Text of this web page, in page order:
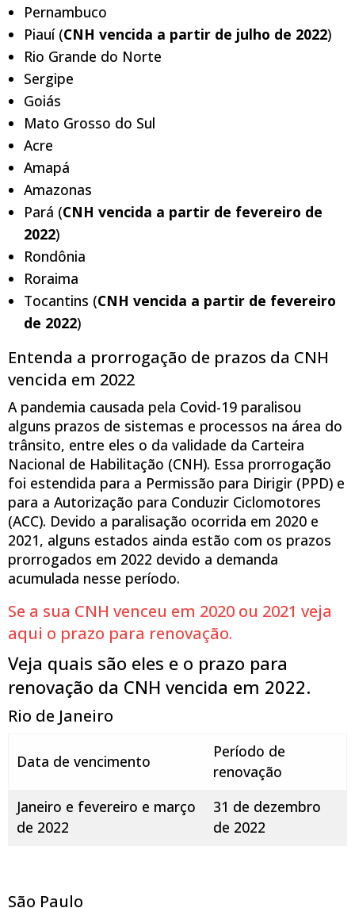
Pernambuco
Piauí (CNH vencida a partir de julho de 2022)
Rio Grande do Norte
Sergipe
Goiás
Mato Grosso do Sul
Acre
Amapá
Amazonas
Pará (CNH vencida a partir de fevereiro de
2022)
Rondônia
Roraima
Tocantins (CNH vencida a partir de fevereiro
de 2022)
Entenda a prorrogação de prazos da CNH
vencida em 2022
A pandemia causada pela Covid-19 paralisou
alguns prazos de sistemas e processos na área do
trânsito, entre eles o da validade da Carteira
Nacional de Habilitação (CNH). Essa prorrogação
foi estendida para a Permissão para Dirigir (PPD) e
para a Autorização para Conduzir Ciclomotores
(ACC). Devido a paralisação ocorrida em 2020 e
2021, alguns estados ainda estão com os prazos
prorrogados em 2022 devido a demanda
acumulada nesse período.
Se a sua CNH venceu em 2020 ou 2021 veja
aqui o prazo para renovação.
Veja quais são eles e o prazo para
renovação da CNH vencida em 2022.
Rio de Janeiro
Data de vencimento
Período de
renovação
Janeiro e fevereiro e março
de 2022
31 de dezembro
de 2022
São Paulo